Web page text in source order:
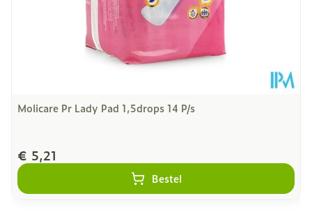
Molicare Pr Lady Pad 1,5drops 14 P/s
€ 5,21
Bestel